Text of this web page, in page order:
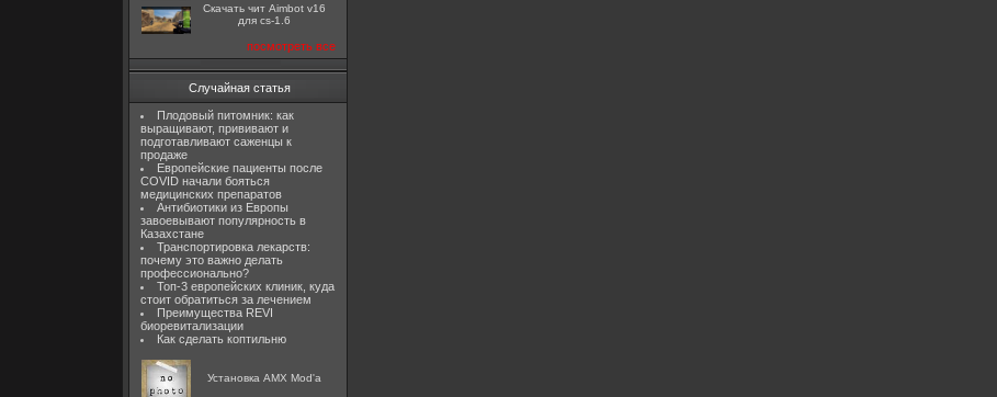
Скачать чит Aimbot v16
для cs-1.6
посмотреть все
Случайная статья
Плодовый питомник: как
выращивают, прививают и
подготавливают саженцы к
продаже
Европейские пациенты после
COVID начали бояться
медицинских препаратов
Антибиотики из Европы
завоевывают популярность в
Казахстане
Транспортировка лекарств:
почему это важно делать
профессионально?
Топ-3 европейских клиник, куда
стоит обратиться за лечением
Преимущества REVI
биоревитализации
Как сделать коптильню
Установка AMX Mod'a